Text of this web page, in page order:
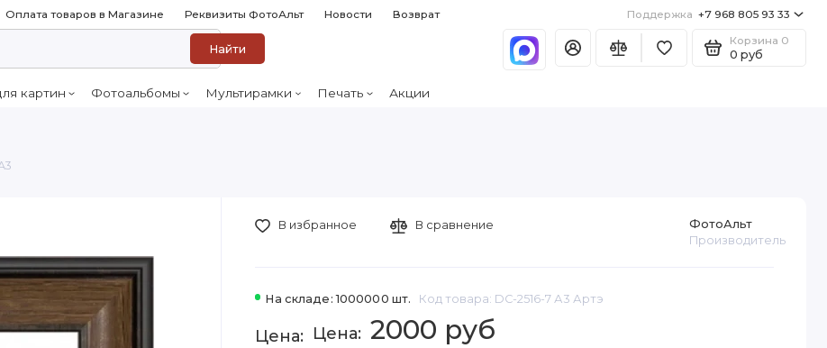
Оплата товаров в Магазине Реквизиты ФотоАльт Новости Возврат Поддержка +7 968 805 93 33
Найти
Корзина 0
0 руб
картин Фотоальбомы Мультирамки Печать Акции
На складе: 1000000 шт. Код товара: DC-2516-7 А3 Артэ
ФотоАльт
Производитель
2000 руб
В избранное В сравнение